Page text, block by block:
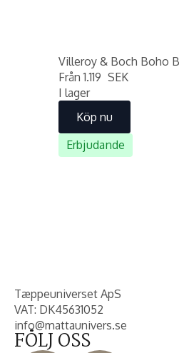
Villeroy & Boch Boho
Från1.119 SEK
I lager
Köp nu
Erbjudande
Tæppeuniverset ApS
VAT: DK45631052
info@mattaunivers.se
FÖLJ OSS